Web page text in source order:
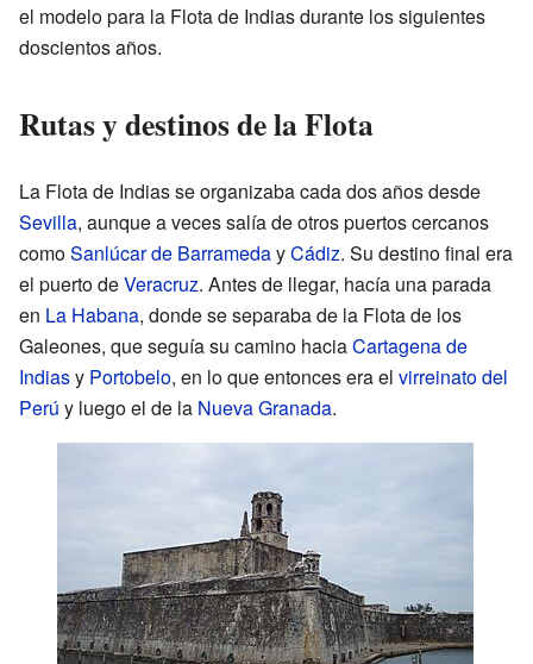
el modelo para la Flota de Indias durante los siguientes
doscientos años.
Rutas y destinos de la Flota
La Flota de Indias se organizaba cada dos años desde
Sevilla, aunque a veces salía de otros puertos cercanos
comoSanlúcar de BarramedayCádiz. Su destino final era
el puerto deVeracruz. Antes de llegar, hacía una parada
en La Habana, donde se separaba de la Flota de los
Galeones, que seguía su camino haciaCartagena de
Indiasy Portobelo, en lo que entonces era el virreinato del
Perú y luego el de la Nueva Granada.